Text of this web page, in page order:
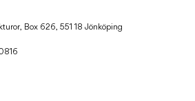
Box 626, 551 18 Jönköping